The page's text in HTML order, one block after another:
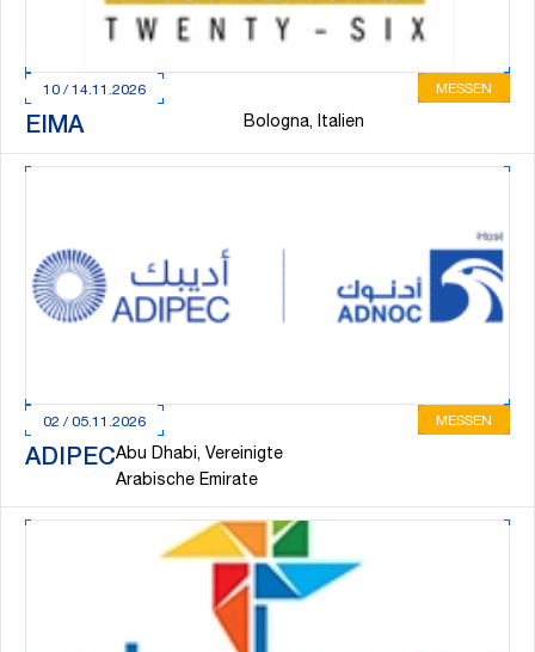
10 / 14.11.2026
EIMA Bologna, Italien
MESSEN
02 / 05.11.2026
ADIPECAbu Dhabi, Vereinigte
Arabische Emirate
MESSEN